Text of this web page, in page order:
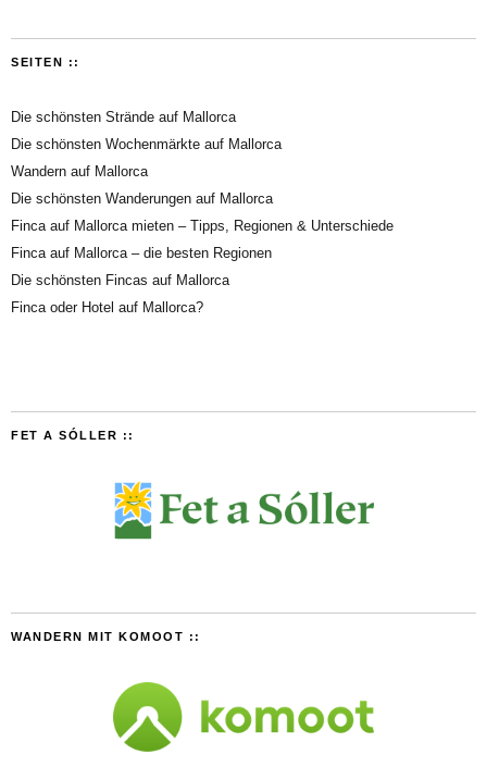
SEITEN ::
Die schönsten Strände auf Mallorca
Die schönsten Wochenmärkte auf Mallorca
Wandern auf Mallorca
Die schönsten Wanderungen auf Mallorca
Finca auf Mallorca mieten – Tipps, Regionen & Unterschiede
Finca auf Mallorca – die besten Regionen
Die schönsten Fincas auf Mallorca
Finca oder Hotel auf Mallorca?
FET A SÓLLER ::
WANDERN MIT KOMOOT ::